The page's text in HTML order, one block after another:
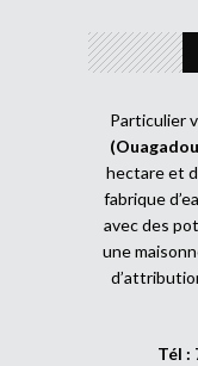
Particulier
hectare et
fabrique
avec des
une
Tél :